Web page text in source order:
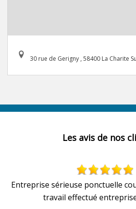
30 rue de Gerigny , 58400 La Charite
Les avis de nos
Entreprise sérieuse ponctuelle
travail effectué